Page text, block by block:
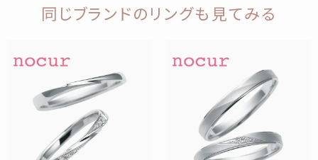
同じブランドのリングも見てみる